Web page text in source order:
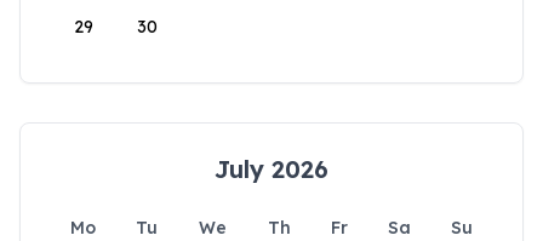
29 30
July 2026
Mo Tu We Th Fr Sa
Su